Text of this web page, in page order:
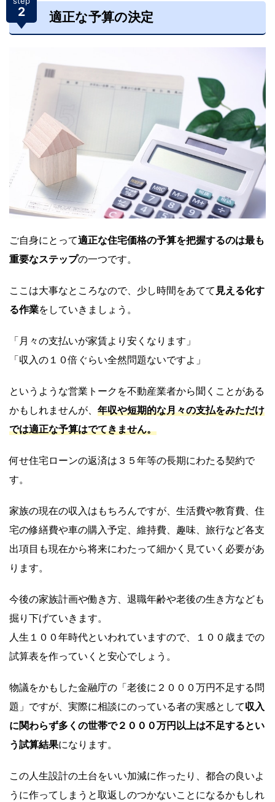
2 適正な予算の決定
ご自身にとって適正な住宅価格の予算を把握するのは最も
重要なステップの一つです。
ここは大事なところなので、少し時間をあてて 見える化す
る作業をしていきましょう。
「月々の支払いが家賃より安くなります」
「収入の１０倍ぐらい全然問題ないですよ」
というような営業トークを不動産業者から聞くことがある
かもしれませんが、 年収や短期的な月々の支払をみただけ
では適正な予算はでてきません。
何せ住宅ローンの返済は３５年等の長期にわたる契約で
す。
家族の現在の収入はもちろんですが、生活費や教育費、住
宅の修繕費や車の購入予定、維持費、趣味、旅行など各支
出項目も現在から将来にわたって細かく見ていく必要があ
ります。
今後の家族計画や働き方、退職年齢や老後の生き方なども
掘り下げていきます。
人生１００年時代といわれていますので、１００歳までの
試算表を作っていくと安心でしょう。
物議をかもした金融庁の「老後に２０００万円不足する問
題」ですが、実際に相談にのっている者の実感として収入
に関わらず多くの世帯で２０００万円以上は不足するとい
う試算結果になります。
この人生設計の土台をいい加減に作ったり、都合の良いよ
うに作ってしまうと取返しのつかないことになるかもしれ